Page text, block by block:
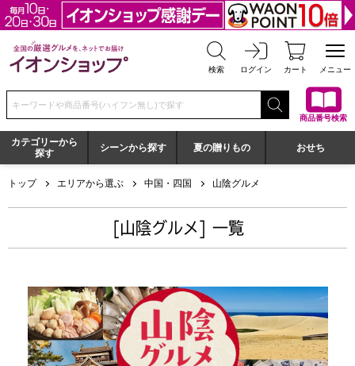
全国の厳選グルメを、ネットでお届け イオンショップ
検索 ログイン カート メニュー
検索キーワードまたは商品番号を入力してください
商品番号検索
カテゴリーから
探す
シーンから探す 夏の贈りもの おせち
トップ エリアから選ぶ 中国・四国 山陰グルメ
[山陰グルメ] 一覧